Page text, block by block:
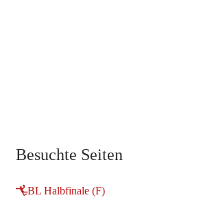
Besuchte Seiten
BL Halbfinale (F)